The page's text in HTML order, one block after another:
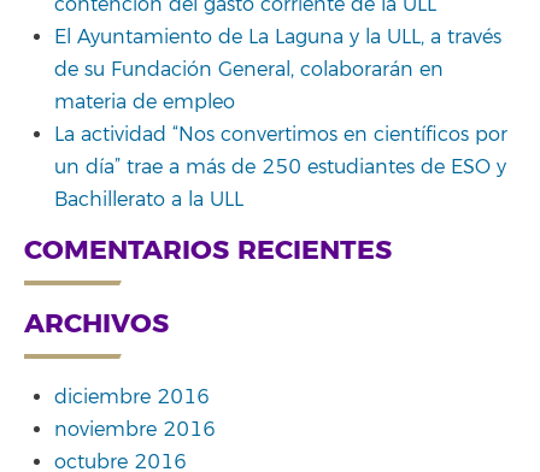
contención del gasto corriente de la ULL
El Ayuntamiento de La Laguna y la ULL, a través
de su Fundación General, colaborarán en
materia de empleo
La actividad “Nos convertimos en científicos por
un día” trae a más de 250 estudiantes de ESO y
Bachillerato a la ULL
COMENTARIOS RECIENTES
ARCHIVOS
diciembre 2016
noviembre 2016
octubre 2016